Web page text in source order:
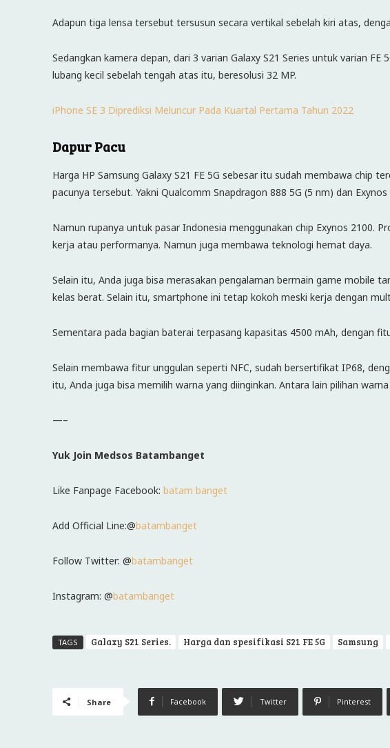
Adapun tiga lensa tersebut tersusun secara vertikal sebelah kiri atas,
Sedangkan kamera depan, dari 3 varian Galaxy S21 Series untuk varian
lubang kecil sebelah tengah atas itu, beresolusi 32 MP.
iPhone SE 3 Diprediksi Meluncur Pada Kuartal Pertama Tahun 2022
Dapur Pacu
Harga HP Samsung Galaxy S21 FE 5G sebesar itu sudah membawa chip
pacunya tersebut. Yakni Qualcomm Snapdragon 888 5G (5 nm) dan Exynos
Namun rupanya untuk pasar Indonesia menggunakan chip Exynos 2100.
kerja atau performanya. Namun juga membawa teknologi hemat daya.
Selain itu, Anda juga bisa merasakan pengalaman bermain game mobile
kelas berat. Selain itu, smartphone ini tetap kokoh meski kerja dengan
Sementara pada bagian baterai terpasang kapasitas 4500 mAh, dengan
Selain membawa fitur unggulan seperti NFC, sudah bersertifikat IP68,
itu, Anda juga bisa memilih warna yang diinginkan. Antara lain pilihan
—–
Yuk Join Medsos Batambanget
Like Fanpage Facebook: batam banget
Add Official Line:@batambanget
Follow Twitter: @batambanget
Instagram: @batambanget
TAGS Galaxy S21 Series. Harga dan spesifikasi S21 FE 5G Samsung
Share Facebook Twitter Pinterest